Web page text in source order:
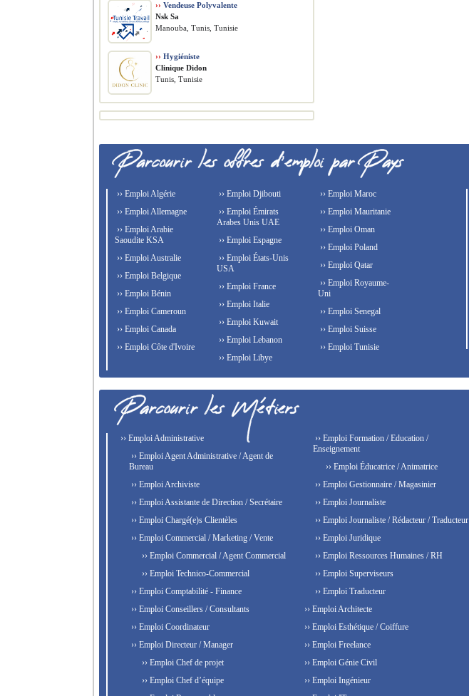
›› Vendeuse Polyvalente
Nsk Sa
Manouba, Tunis, Tunisie
›› Hygiéniste
Clinique Didon
Tunis, Tunisie
›› Emploi Algérie
›› Emploi Allemagne
›› Emploi Arabie
Saoudite KSA
›› Emploi Australie
›› Emploi Belgique
›› Emploi Bénin
›› Emploi Cameroun
›› Emploi Canada
›› Emploi Côte d'Ivoire
›› Emploi Djibouti
›› Emploi Émirats
Arabes Unis UAE
›› Emploi Espagne
›› Emploi États-Unis
USA
›› Emploi France
›› Emploi Italie
›› Emploi Kuwait
›› Emploi Lebanon
›› Emploi Libye
›› Emploi Maroc
›› Emploi Mauritanie
›› Emploi Oman
›› Emploi Poland
›› Emploi Qatar
›› Emploi Royaume-
Uni
›› Emploi Senegal
›› Emploi Suisse
›› Emploi Tunisie
›› Emploi Administrative
›› Emploi Agent Administrative / Agent de
Bureau
›› Emploi Archiviste
›› Emploi Assistante de Direction / Secrétaire
›› Emploi Chargé(e)s Clientèles
›› Emploi Commercial / Marketing / Vente
›› Emploi Commercial / Agent Commercial
›› Emploi Technico-Commercial
›› Emploi Comptabilité - Finance
›› Emploi Conseillers / Consultants
›› Emploi Coordinateur
›› Emploi Directeur / Manager
›› Emploi Chef de projet
›› Emploi Chef d’équipe
›› Emploi Formation / Education /
Enseignement
›› Emploi Éducatrice / Animatrice
›› Emploi Gestionnaire / Magasinier
›› Emploi Journaliste
›› Emploi Journaliste / Rédacteur / Traducteur
›› Emploi Juridique
›› Emploi Ressources Humaines / RH
›› Emploi Superviseurs
›› Emploi Traducteur
›› Emploi Architecte
›› Emploi Esthétique / Coiffure
›› Emploi Freelance
›› Emploi Génie Civil
›› Emploi Ingénieur